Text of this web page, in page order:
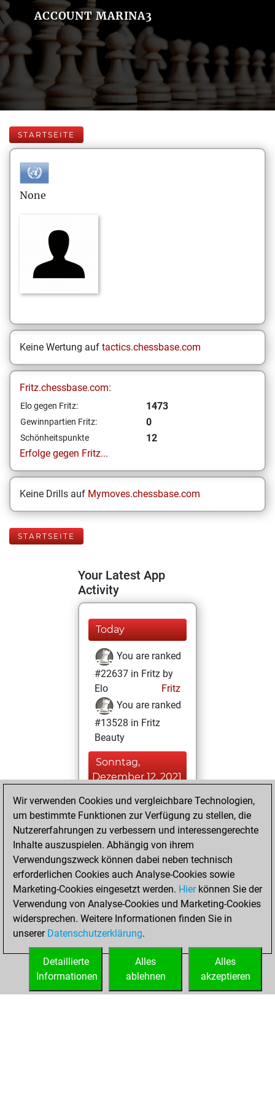
ACCOUNT MARINA3
STARTSEITE
None
Keine Wertung auf tactics.chessbase.com
Fritz.chessbase.com:
Elo gegen Fritz: 1473
Gewinnpartien Fritz: 0
Schönheitspunkte
12
Erfolge gegen Fritz...
Keine Drills auf Mymoves.chessbase.com
STARTSEITE
Your Latest App
Activity
Today
You are ranked
#22637 in Fritz by
Elo
Fritz
You are ranked
#13528 in Fritz
Beauty
Sonntag,
Dezember 12, 2021
You achieved a
BeautyScore of 12
Fritz
achieved a new Elo
of 1473
Samstag,
Dezember 4, 2021
You created
your Fritz account
Wir verwenden Cookies und vergleichbare Technologien,
um bestimmte Funktionen zur Verfügung zu stellen, die
Nutzererfahrungen zu verbessern und interessengerechte
Inhalte auszuspielen. Abhängig von ihrem
Verwendungszweck können dabei neben technisch
erforderlichen Cookies auch Analyse-Cookies sowie
Marketing-Cookies eingesetzt werden. Hierkönnen Sie der
Verwendung von Analyse-Cookies und Marketing-Cookies
widersprechen. Weitere Informationen finden Sie in
unserer Datenschutzerklärung.
Alles
akzeptieren
Alles
ablehnen
Detaillierte
Informationen